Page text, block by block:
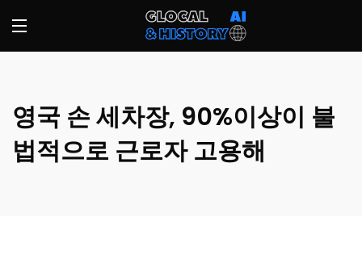
영국 손 세차장, 90%이상이 불
법적으로 근로자 고용해